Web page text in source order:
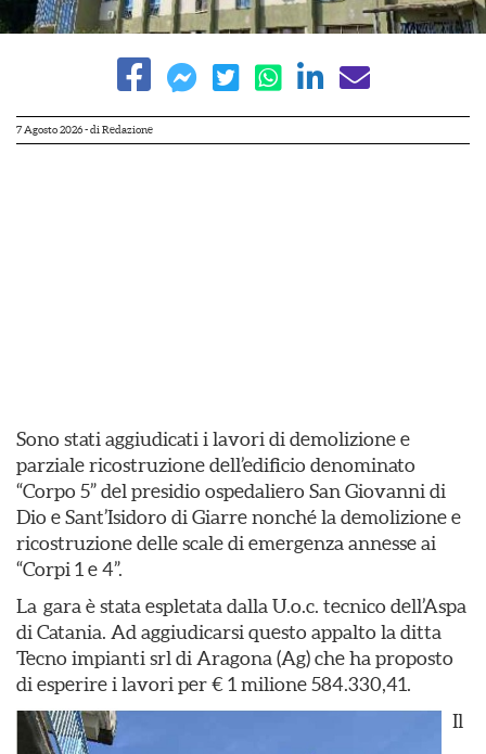
7 Agosto 2026- di Redazione
Sono stati aggiudicati i lavori di demolizione e
parziale ricostruzione dell’edificio denominato
“Corpo 5” del presidio ospedaliero San Giovanni di
Dio e Sant’Isidoro di Giarre nonché la demolizione e
ricostruzione delle scale di emergenza annesse ai
“Corpi 1 e 4”.
La gara è stata espletata dalla U.o.c. tecnico dell’Aspa
di Catania. Ad aggiudicarsi questo appalto la ditta
Tecno impianti srl di Aragona (Ag) che ha proposto
di esperire i lavori per € 1 milione 584.330,41.
Il